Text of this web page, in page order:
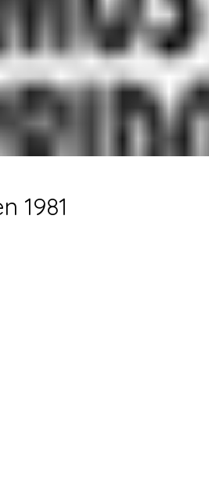
1981